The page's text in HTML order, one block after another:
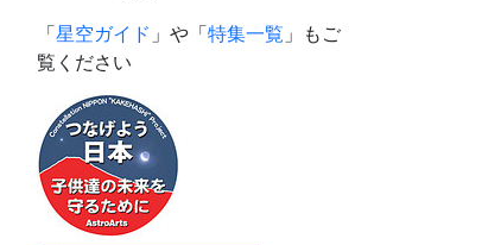
「星空ガイド 」や「特集一覧 」もご
覧ください